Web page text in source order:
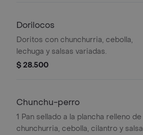
Dorilocos
Doritos con chunchurria, cebolla,
lechuga y salsas variadas.
$ 28.500
Chunchu-perro
1 Pan sellado a la plancha relleno de
chunchurria, cebolla, cilantro y salsa